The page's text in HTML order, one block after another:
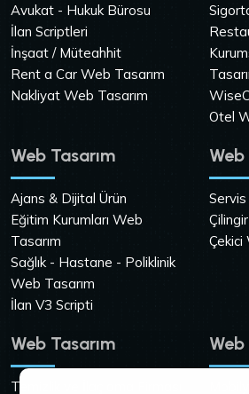
Avukat - Hukuk Bürosu
İlan Scriptleri
İnşaat / Müteahhit
Rent a Car Web Tasarım
Nakliyat Web Tasarım
Otel
Web Tasarım
Ajans & Dijital Ürün
Eğitim Kurumları Web
Tasarım
Sağlık - Hastane - Poliklinik
Web Tasarım
İlan V3 Scripti
Web
Çekici
Web Tasarım
Temizlik ve İlaçlama Firması
Web